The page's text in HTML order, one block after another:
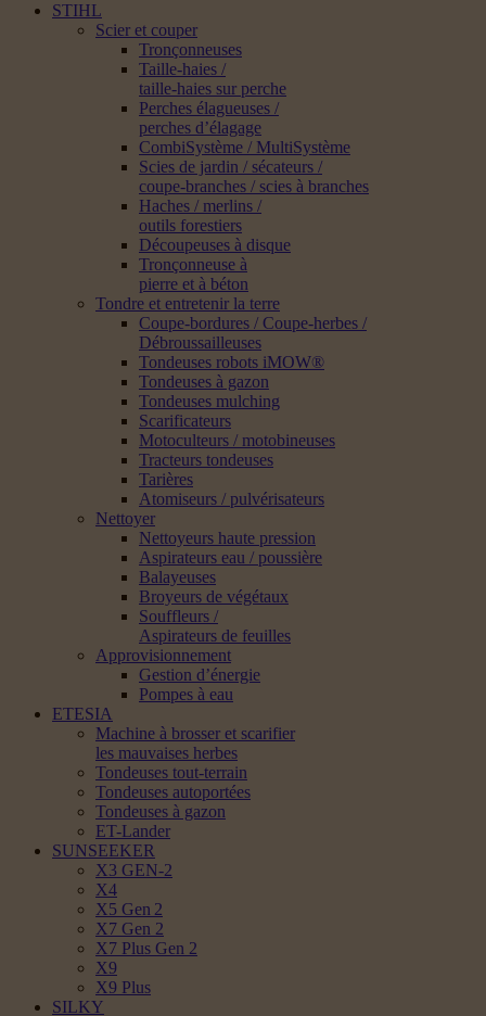
STIHL
Scier et couper
Tronçonneuses
Taille-haies /
taille-haies sur perche
Perches élagueuses /
perches d’élagage
CombiSystème / MultiSystème
Scies de jardin / sécateurs /
coupe-branches / scies à branches
Haches / merlins /
outils forestiers
Découpeuses à disque
Tronçonneuse à
pierre et à béton
Tondre et entretenir la terre
Coupe-bordures / Coupe-herbes /
Débroussailleuses
Tondeuses robots iMOW®
Tondeuses à gazon
Tondeuses mulching
Scarificateurs
Motoculteurs / motobineuses
Tracteurs tondeuses
Tarières
Atomiseurs / pulvérisateurs
Nettoyer
Nettoyeurs haute pression
Aspirateurs eau / poussière
Balayeuses
Broyeurs de végétaux
Souffleurs /
Aspirateurs de feuilles
Approvisionnement
Gestion d’énergie
Pompes à eau
ETESIA
Machine à brosser et scarifier
les mauvaises herbes
Tondeuses tout-terrain
Tondeuses autoportées
Tondeuses à gazon
ET-Lander
SUNSEEKER
X3 GEN-2
X4
X5 Gen 2
X7 Gen 2
X7 Plus Gen 2
X9
X9 Plus
SILKY